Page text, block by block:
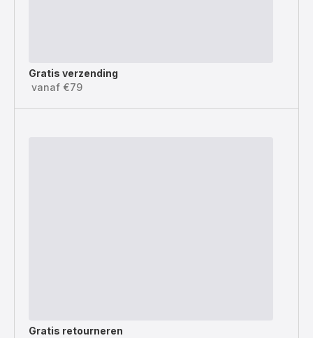
Gratis verzending
vanaf €79
Gratis retourneren